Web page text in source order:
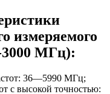
измеряемого
3000 МГц):
36—5990 МГц;
с высокой точностью: